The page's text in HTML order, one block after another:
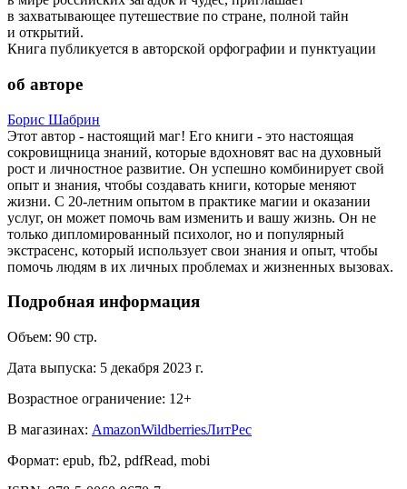
в захватывающее путешествие по стране, полной тайн
и открытий.
Книга публикуется в авторской орфографии и пунктуации
об авторе
Борис Шабрин
Этот автор - настоящий маг! Его книги - это настоящая
сокровищница знаний, которые вдохновят вас на духовный
рост и личностное развитие. Он успешно комбинирует свой
опыт и знания, чтобы создавать книги, которые меняют
жизни. С 20-летним опытом в практике магии и оказании
услуг, он может помочь вам изменить и вашу жизнь. Он не
только дипломированный психолог, но и популярный
экстрасенс, который использует свои знания и опыт, чтобы
помочь людям в их личных проблемах и жизненных вызовах.
Подробная информация
Объем: 90 стр.
Дата выпуска: 5 декабря 2023 г.
Возрастное ограничение: 12+
В магазинах: AmazonWildberriesЛитРес
Формат: epub, fb2, pdfRead, mobi